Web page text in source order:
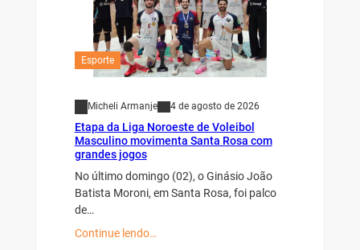
Esporte
Micheli Armanje 4 de agosto de 2026
Etapa da Liga Noroeste de Voleibol
Masculino movimenta Santa Rosa com
grandes jogos
No último domingo (02), o Ginásio João
Batista Moroni, em Santa Rosa, foi palco
de…
Continue lendo…